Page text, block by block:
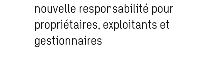
nouvelle responsabilité pour
propriétaires, exploitants et
gestionnaires